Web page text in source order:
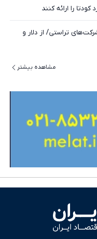
را ارائه کنند
تراستی/ از دلار و
مشاهده بیشتر